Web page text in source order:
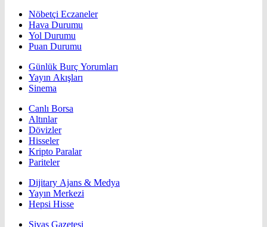
Nöbetçi Eczaneler
Hava Durumu
Yol Durumu
Puan Durumu
Günlük Burç Yorumları
Yayın Akışları
Sinema
Canlı Borsa
Altınlar
Dövizler
Hisseler
Kripto Paralar
Pariteler
Dijitary Ajans & Medya
Yayın Merkezi
Hepsi Hisse
Sivas Gazetesi